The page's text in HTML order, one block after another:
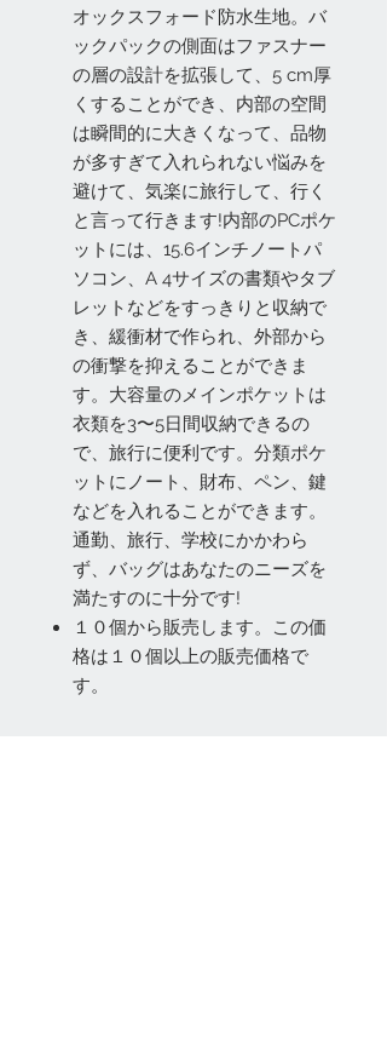
オックスフォード防水生地。バ
ックパックの側面はファスナー
の層の設計を拡張して、5 cm厚
くすることができ、内部の空間
は瞬間的に大きくなって、品物
が多すぎて入れられない悩みを
避けて、気楽に旅行して、行く
と言って行きます!内部のPCポケ
ットには、15.6インチノートパ
ソコン、A 4サイズの書類やタブ
レットなどをすっきりと収納で
き、緩衝材で作られ、外部から
の衝撃を抑えることができま
す。大容量のメインポケットは
衣類を3〜5日間収納できるの
で、旅行に便利です。分類ポケ
ットにノート、財布、ペン、鍵
などを入れることができます。
通勤、旅行、学校にかかわら
ず、バッグはあなたのニーズを
満たすのに十分です!
１０個から販売します。この価
格は１０個以上の販売価格で
す。